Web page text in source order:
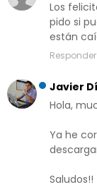
Los
pido si
están
Responder
Javier
Hola,
Ya he
Saludos!!